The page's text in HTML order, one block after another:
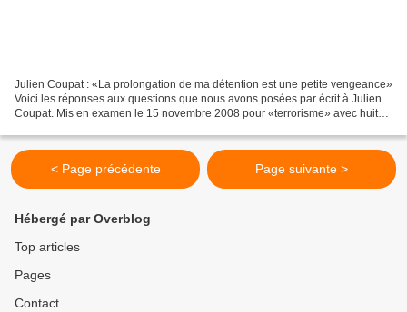
Julien Coupat : «La prolongation de ma détention est une petite vengeance»
Voici les réponses aux questions que nous avons posées par écrit à Julien
Coupat. Mis en examen le 15 novembre 2008 pour «terrorisme» avec huit
< Page précédente Page suivante >
Hébergé par Overblog
Top articles
Pages
Contact